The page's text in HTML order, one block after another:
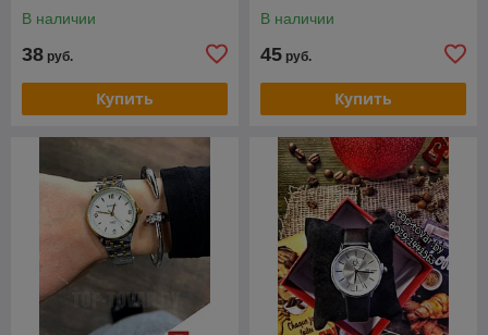
В наличии
38 руб.
Купить
В наличии
45 руб.
Купить